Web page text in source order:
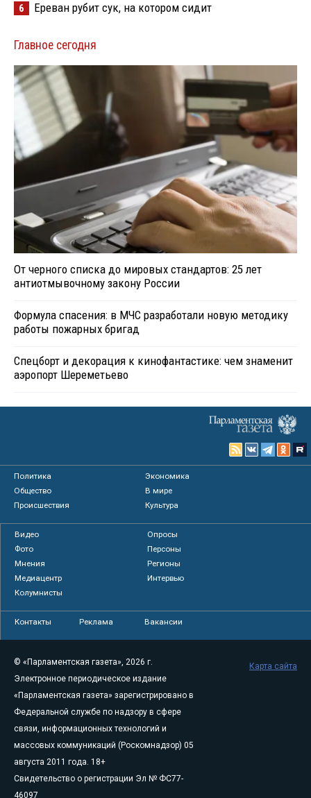
6 Ереван рубит сук, на котором сидит
Главное сегодня
От черного списка до мировых стандартов: 25 лет
антиотмывочному закону России
Формула спасения: в МЧС разработали новую методику
работы пожарных бригад
Спецборт и декорация к кинофантастике: чем знаменит
аэропорт Шереметьево
Политика
Экономика
Общество
В мире
Происшествия
Культура
Видео
Опросы
Фото
Персоны
Мнения
Регионы
Медиацентр
Интервью
Колумнисты
Контакты Реклама Вакансии
© «Парламентская газета», 2026 г.
Электронное периодическое издание
«Парламентская газета» зарегистрировано в
Федеральной службе по надзору в сфере
связи, информационных технологий и
массовых коммуникаций (Роскомнадзор) 05
августа 2011 года. 18+
Свидетельство о регистрации Эл № ФС77-
46097
Карта сайта